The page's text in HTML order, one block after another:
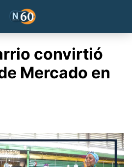
convirtió
Mercado en